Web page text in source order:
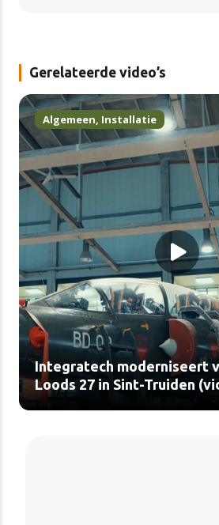
Gerelateerde video’s
Algemeen, Installatie
Integratech moderniseert
Loods 27 in Sint-Truiden